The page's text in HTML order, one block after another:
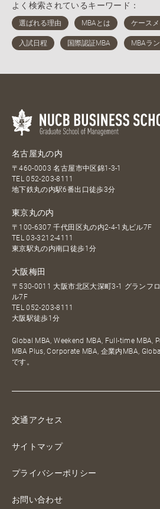
よく検索されているキーワード：
名古屋丸の内
〒460-0003 名古屋市中区錦1-3-1
TEL052-203-8111
地下鉄丸の内駅6番出口徒歩3分
東京丸の内
〒100-6307 千代田区丸の内2-4-1丸ビル7F
TEL03-3212-4111
東京駅丸の内南口徒歩1分
大阪梅田
〒530-0011 大阪市北区大深町3-1 グランフ
ル7F
TEL052-203-8111
大阪駅徒歩1分
Global MBA, Weekend MBA, Full-time MBA,
MBA Plus, Corporate MBA, 企業内MBA,
です。
交通アクセス
サイトマップ
プライバシーポリシー
お問い合わせ